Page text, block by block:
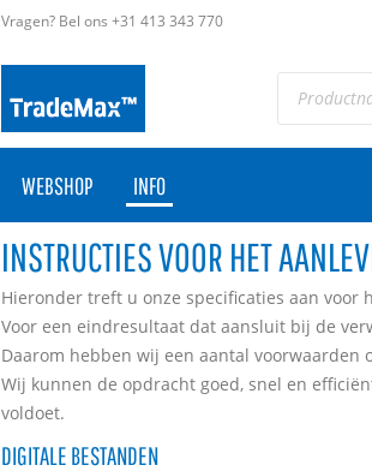
Vragen? Bel ons +31 413 343 770
WEBSHOP INFO
INSTRUCTIES VOOR HET
Hieronder treft u onze specificaties aan voor
Voor een eindresultaat dat aansluit bij de
Daarom hebben wij een aantal
Wij kunnen de opdracht goed, snel en
voldoet.
DIGITALE BESTANDEN